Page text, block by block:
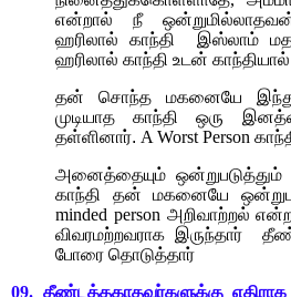
என்றால் நீ
ஹரிலால் காந்தி
இஸ்லாம்
ஹரிலால் காந்தி உடன்
தன் சொந்த மகனையே இந்து
முடியாத காந்தி ஒரு
தள்ளினார். A Worst Person
அனைத்தையும்
காந்தி தன் மகனையே
minded person அறிவாற்றல்
விவரமற்றவராக இருந்தார்
போரை தொடுத்தார்
09. தீண்டத்தகாதவர்களுக்கு